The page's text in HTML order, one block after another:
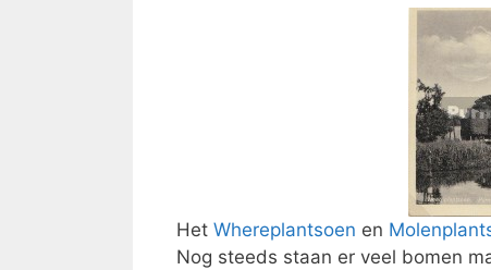
Het Whereplantsoen en
Nog steeds staan er veel bomen